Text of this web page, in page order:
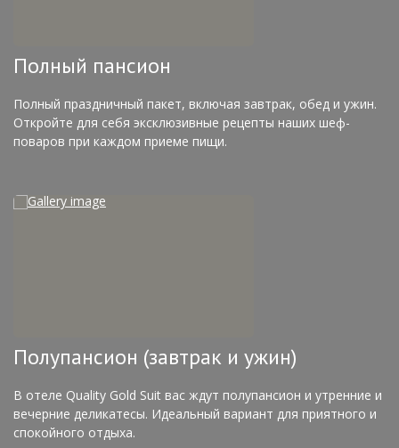
Полный пансион
Полный праздничный пакет, включая завтрак, обед и ужин.
Откройте для себя эксклюзивные рецепты наших шеф-
поваров при каждом приеме пищи.
Полупансион (завтрак и ужин)
В отеле Quality Gold Suit вас ждут полупансион и утренние и
вечерние деликатесы. Идеальный вариант для приятного и
спокойного отдыха.